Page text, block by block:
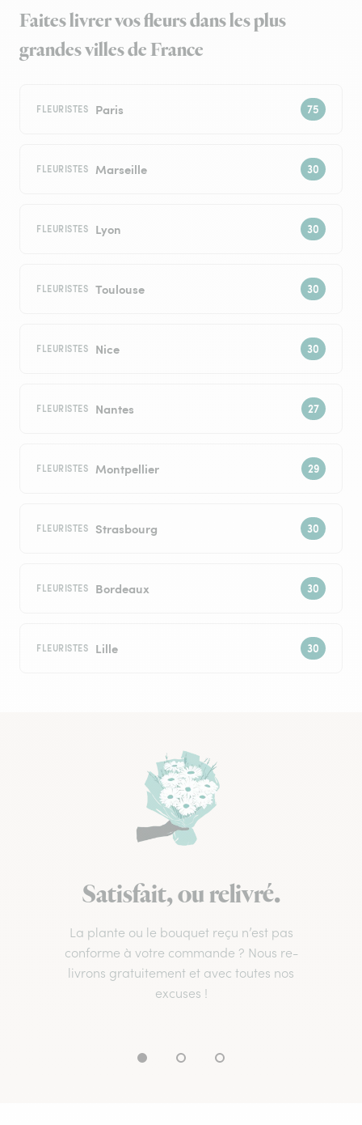
Faites livrer vos fleurs dans les plus
grandes villes de France
FLEURISTES Paris
FLEURISTES Marseille
FLEURISTES Lyon
FLEURISTES Toulouse
FLEURISTES Nice
FLEURISTES Nantes
FLEURISTES Montpellier
FLEURISTES Strasbourg
FLEURISTES Bordeaux
FLEURISTES Lille
Satisfait, ou relivré.
La plante ou le bouquet reçu n’est pas
conforme à votre commande ? Nous re-
livrons gratuitement et avec toutes nos
excuses !